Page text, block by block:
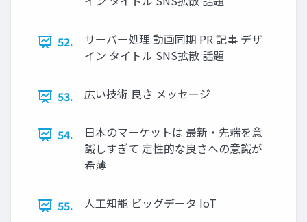
52.
サーバー処理 動画同期 PR 記事 デザ
イン タイトル SNS拡散 話題
53. 広い技術 良さ メッセージ
54.
⽇本のマーケットは 最新・先端を意
識しすぎて 定性的な良さへの意識が
希薄
55. ⼈⼯知能 ビッグデータ IoT